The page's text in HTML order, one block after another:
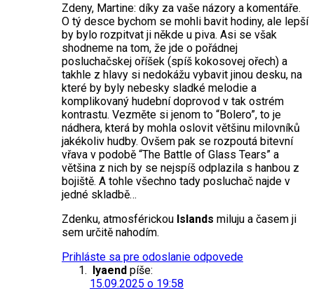
Zdeny, Martine: díky za vaše názory a komentáře.
O tý desce bychom se mohli bavit hodiny, ale lepší
by bylo rozpitvat ji někde u piva. Asi se však
shodneme na tom, že jde o pořádnej
posluchačskej oříšek (spíš kokosovej ořech) a
takhle z hlavy si nedokážu vybavit jinou desku, na
které by byly nebesky sladké melodie a
komplikovaný hudební doprovod v tak ostrém
kontrastu. Vezměte si jenom to “Bolero”, to je
nádhera, která by mohla oslovit většinu milovníků
jakékoliv hudby. Ovšem pak se rozpoutá bitevní
vřava v podobě “The Battle of Glass Tears” a
většina z nich by se nejspíš odplazila s hanbou z
bojiště. A tohle všechno tady posluchač najde v
jedné skladbě…
Zdenku, atmosférickou Islands miluju a časem ji
sem určitě nahodím.
Prihláste sa pre odoslanie odpovede
lyaend píše:
15.09.2025 o 19:58